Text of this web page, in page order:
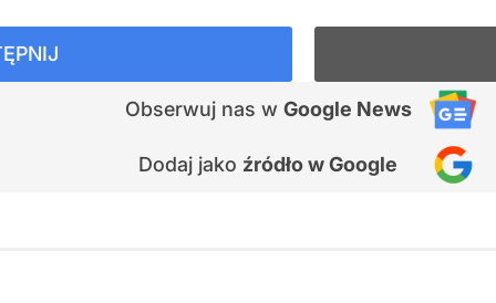
Obserwuj nas w Google News
Dodaj jako źródło w Google